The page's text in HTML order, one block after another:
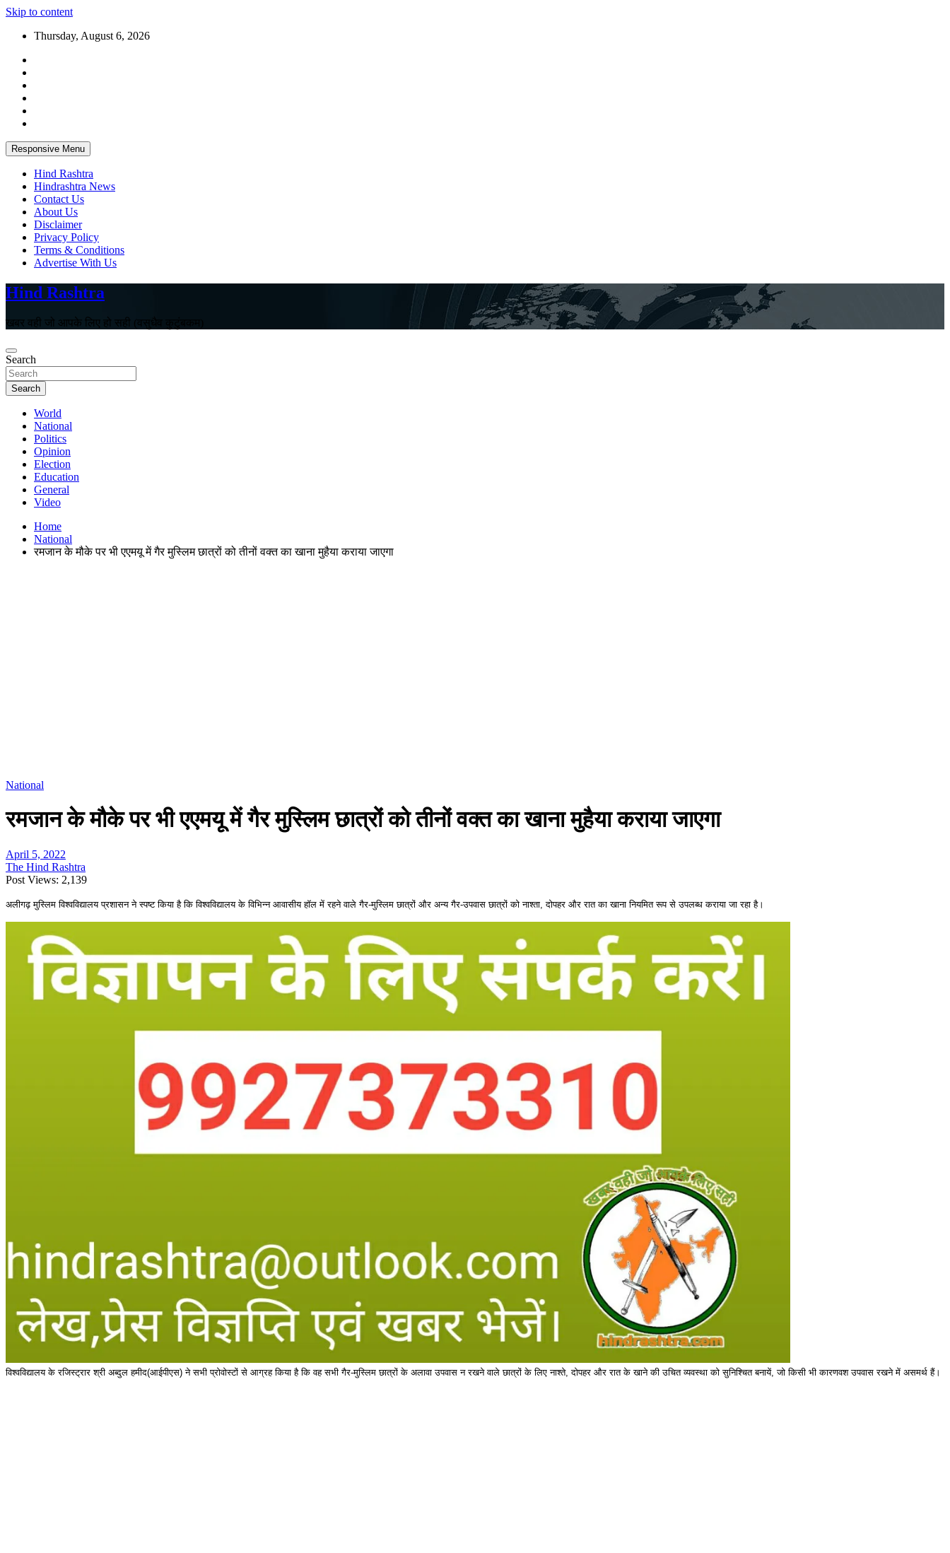
Skip to content
Thursday, August 6, 2026
Responsive Menu
Hind Rashtra
Hindrashtra News
Contact Us
About Us
Disclaimer
Privacy Policy
Terms & Conditions
Advertise With Us
Hind Rashtra
खबर वही जो आपके लिए हो सही (वसुधैव कुटुंबकम)
Search
Search
World
National
Politics
Opinion
Election
Education
General
Video
Home
National
रमजान के मौके पर भी एएमयू में गैर मुस्लिम छात्रों को तीनों वक्त का खाना मुहैया कराया जाएगा
National
रमजान के मौके पर भी एएमयू में गैर मुस्लिम छात्रों को तीनों वक्त का खाना मुहैया कराया जाएगा
April 5, 2022
The Hind Rashtra
Post Views: 2,139
अलीगढ़ मुस्लिम विश्वविद्यालय प्रशासन ने स्पष्ट किया है कि विश्वविद्यालय के विभिन्न आवासीय हॉल में रहने वाले गैर-मुस्लिम छात्रों और अन्य गैर-उपवास छात्रों को नाश्ता, दोपहर और रात का खाना नियमित रूप से उपलब्ध कराया जा रहा है।
विश्वविद्यालय के रजिस्ट्रार श्री अब्दुल हमीद(आईपीएस) ने सभी प्रोवोस्टों से आग्रह किया है कि वह सभी गैर-मुस्लिम छात्रों के अलावा उपवास न रखने वाले छात्रों के लिए नाश्ते, दोपहर और रात के खाने की उचित व्यवस्था को सुनिश्चित बनायें, जो किसी भी कारणवश उपवास रखने में असमर्थ हैं।